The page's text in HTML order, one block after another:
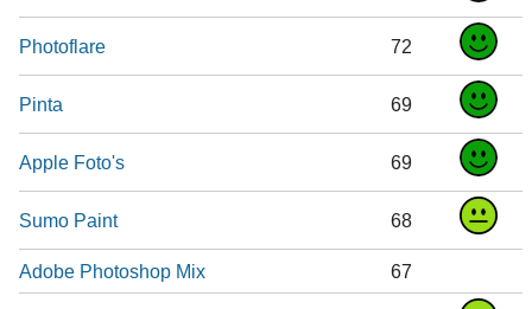
Photoflare 72
Pinta 69
Apple Foto's 69
Sumo Paint 68
Adobe Photoshop Mix 67